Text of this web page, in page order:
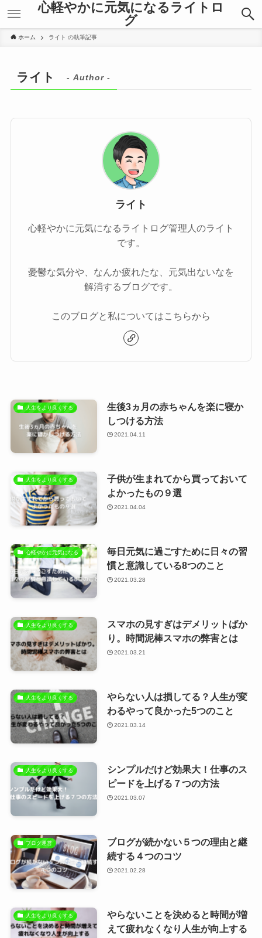
心軽やかに元気になるライトロ
グ
ホーム ライト の執筆記事
ライト - Author -
ライト
心軽やかに元気になるライトログ管理人のライト
です。
憂鬱な気分や、なんか疲れたな、元気出ないなを
解消するブログです。
このブログと私についてはこちらから
人生をより良くする
生後3ヵ月の赤ちゃんを楽に寝か
しつける方法
2021.04.11
人生をより良くする
子供が生まれてから買っておいて
よかったもの９選
2021.04.04
心軽やかに元気になる
毎日元気に過ごすために日々の習
慣と意識している8つのこと
2021.03.28
人生をより良くする
スマホの見すぎはデメリットばか
り。時間泥棒スマホの弊害とは
2021.03.21
人生をより良くする
やらない人は損してる？人生が変
わるやって良かった5つのこと
2021.03.14
人生をより良くする
シンプルだけど効果大！仕事のス
ピードを上げる７つの方法
2021.03.07
ブログ運営
ブログが続かない５つの理由と継
続する４つのコツ
2021.02.28
人生をより良くする
やらないことを決めると時間が増
えて疲れなくなり人生が向上する